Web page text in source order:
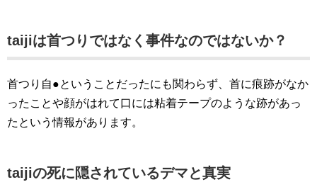
taijiは首つりではなく事件なのではないか？
首つり自●ということだったにも関わらず、首に痕跡がなか
ったことや顔がはれて口には粘着テープのような跡があっ
たという情報があります。
taijiの死に隠されているデマと真実